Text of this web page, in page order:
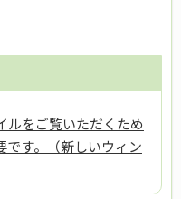
ルをご覧いただくため
す。（新しいウィン